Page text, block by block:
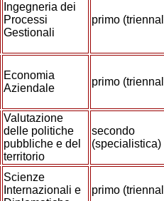
Ingegneria dei
Processi
Gestionali
primo
Economia
Aziendale
primo
Valutazione
delle politiche
pubbliche e del
territorio
secondo
(specialistica)
Scienze
Internazionali e
primo